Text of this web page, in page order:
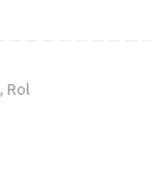
, Rol